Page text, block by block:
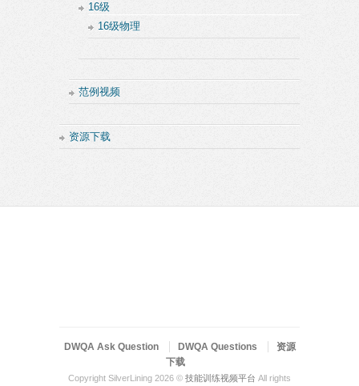
16级
16级物理
范例视频
资源下载
DWQA Ask Question DWQA Questions
资源
下载
Copyright SilverLining 2026 © 技能训练视频平台 All rights